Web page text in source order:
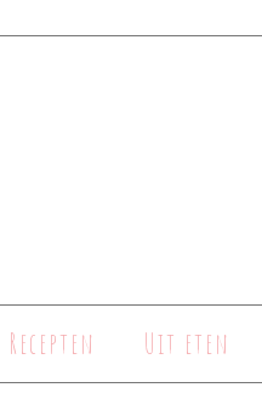
Recepten Uit eten